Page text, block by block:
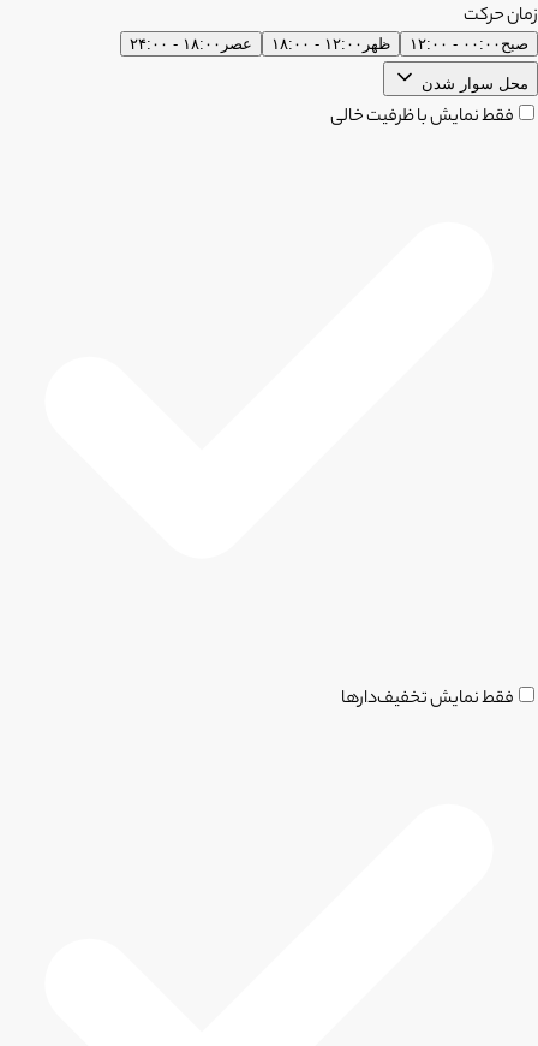
زمان حرکت
صبح ۰۰:۰۰ - ۱۲:۰۰ ظهر ۱۲:۰۰ - ۱۸:۰۰ عصر ۱۸:۰۰ - ۲۴:۰۰
محل سوار شدن
فقط نمایش با ظرفیت خالی
فقط نمایش تخفیف‌دارها